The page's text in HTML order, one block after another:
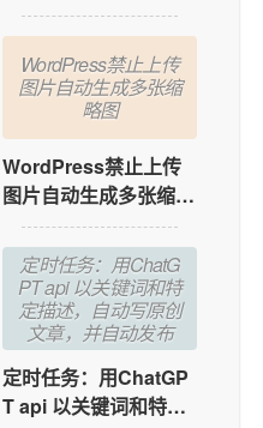
WordPress禁止上传
图片自动生成多张缩
略图
WordPress禁止上传
图片自动生成多张缩略
定时任务：用ChatG
PT api 以关键词和特
定描述，自动写原创
文章，并自动发布
定时任务：用ChatGP
T api 以关键词和特定